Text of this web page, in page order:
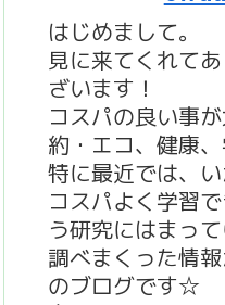
はじめまして。
見に来てくれて
ざいます！
コスパの良い事
約・エコ、健康、
特に最近では、
コスパよく学習
う研究にはまって
調べまくった情
のブログです☆